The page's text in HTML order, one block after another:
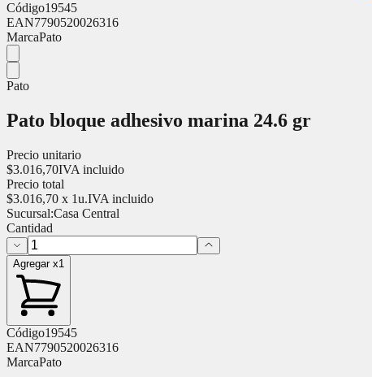
Código19545
EAN7790520026316
MarcaPato
Pato
Pato bloque adhesivo marina 24.6 gr
Precio unitario
$3.016,70IVA incluido
Precio total
$3.016,70 x 1u.IVA incluido
Sucursal:Casa Central
Cantidad
Agregar x1
Código19545
EAN7790520026316
MarcaPato